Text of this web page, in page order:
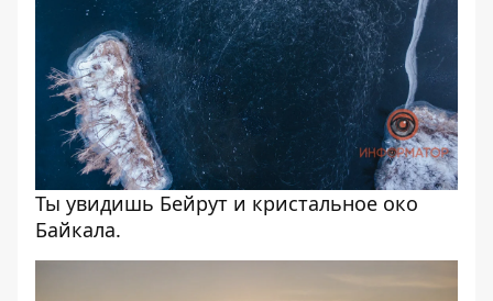
Ты увидишь Бейрут и кристальное око
Байкала.